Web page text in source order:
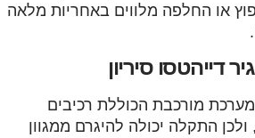
או החלפה מלווים באחריות מלאה
דייהטסו סיריון
מורכבת הכוללת רכיבים
ולכן התקלה יכולה להיגרם ממגוון